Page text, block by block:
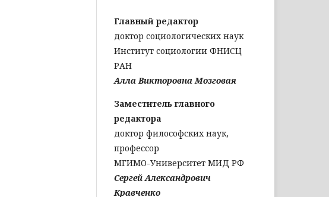
Главный редактор
доктор социологических наук
Институт социологии ФНИСЦ
РАН
Алла Викторовна Мозговая
Заместитель главного
редактора
доктор философских наук,
профессор
МГИМО-Университет МИД РФ
Сергей Александрович
Кравченко